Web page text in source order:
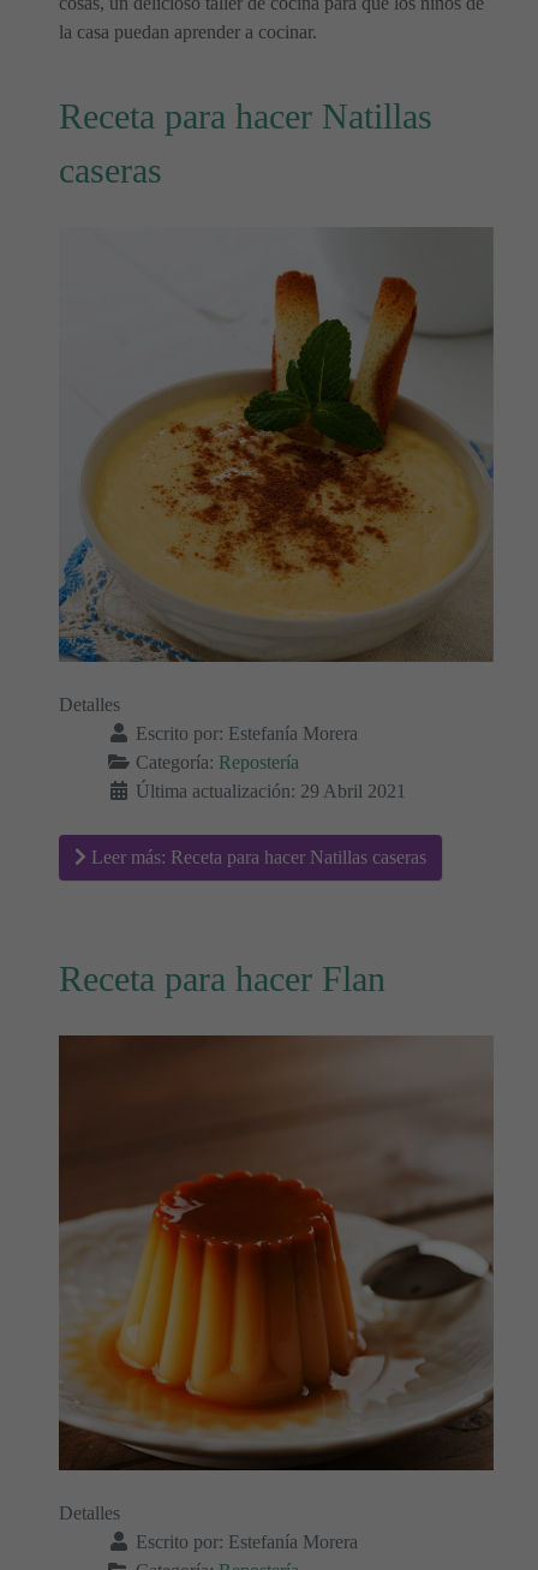
la casa puedan aprender a cocinar.
Receta para hacer Natillas
caseras
Detalles
Escrito por: Estefanía Morera
Categoría: Repostería
Última actualización: 29 Abril 2021
Leer más: Receta para hacer Natillas caseras
Receta para hacer Flan
Detalles
Escrito por: Estefanía Morera